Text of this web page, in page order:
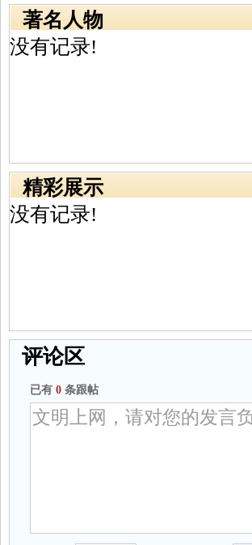
著名人物
没有记录!
精彩展示
没有记录!
评论区
已有 0 条跟帖